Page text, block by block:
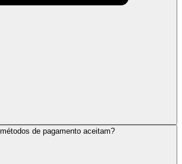
de pagamento aceitam?